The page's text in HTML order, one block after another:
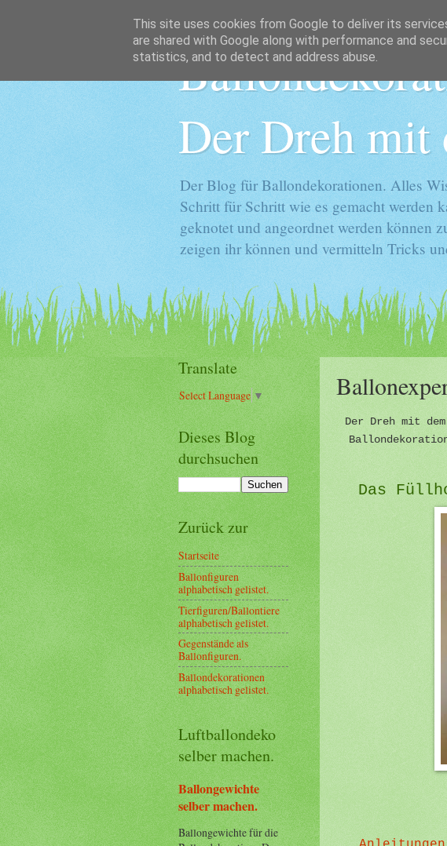
Der Dreh
Der Blog für Ballondekorationen. Alles
Schritt für Schritt wie es gemacht
geknotet und angeordnet werden können
zeigen ihr können und vermitteln Tricks
Der Dreh mit
Das
Translate
Select Language▼
Dieses Blog
durchsuchen
Zurück zur
Startseite
Ballonfiguren
alphabetisch gelistet.
Tierfiguren/Ballontiere
alphabetisch gelistet.
Gegenstände als
Ballonfiguren.
Ballondekorationen
alphabetisch gelistet.
Luftballondeko
selber machen.
Ballongewichte
selber machen.
Ballongewichte für die
This site uses cookies from Google to deliver its
are shared with Google along with performance and
statistics, and to detect and address abuse.